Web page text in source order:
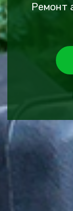
Ремонт